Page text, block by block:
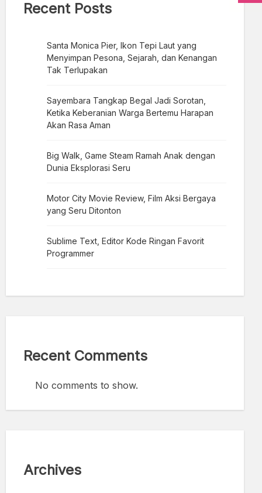
Recent Posts
Santa Monica Pier, Ikon Tepi Laut yang
Menyimpan Pesona, Sejarah, dan Kenangan
Tak Terlupakan
Sayembara Tangkap Begal Jadi Sorotan,
Ketika Keberanian Warga Bertemu Harapan
Akan Rasa Aman
Big Walk, Game Steam Ramah Anak dengan
Dunia Eksplorasi Seru
Motor City Movie Review, Film Aksi Bergaya
yang Seru Ditonton
Sublime Text, Editor Kode Ringan Favorit
Programmer
Recent Comments
No comments to show.
Archives